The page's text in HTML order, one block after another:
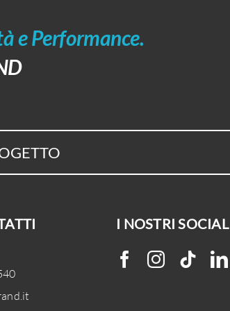
e Performance.
I NOSTRI SOCIAL